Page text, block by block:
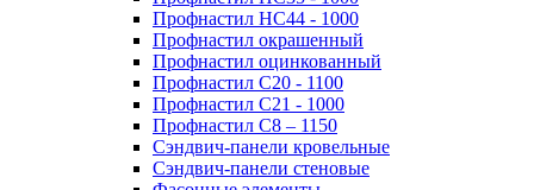
Профнастил НС44 - 1000
Профнастил окрашенный
Профнастил оцинкованный
Профнастил С20 - 1100
Профнастил С21 - 1000
Профнастил С8 – 1150
Сэндвич-панели кровельные
Сэндвич-панели стеновые